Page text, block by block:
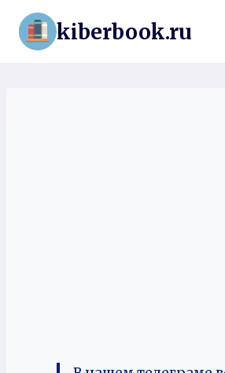
Перейти
содержимому
kiberbook.ru